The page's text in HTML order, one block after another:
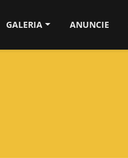
GALERIA ANUNCIE